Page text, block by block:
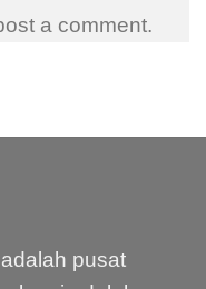
a comment.
adalah pusat